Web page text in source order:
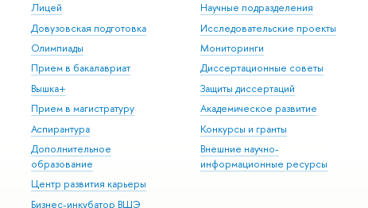
Лицей
Довузовская подготовка
Олимпиады
Прием в бакалавриат
Вышка+
Прием в магистратуру
Аспирантура
Дополнительное
образование
Центр развития карьеры
Бизнес-инкубатор ВШЭ
Научные подразделения
Исследовательские проекты
Мониторинги
Диссертационные советы
Защиты диссертаций
Академическое развитие
Конкурсы и гранты
Внешние научно-
информационные ресурсы